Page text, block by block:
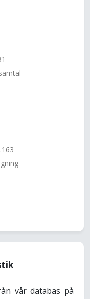
vår databas på